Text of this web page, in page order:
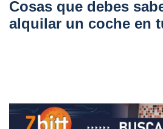
Cosas que debes
alquilar un coche en